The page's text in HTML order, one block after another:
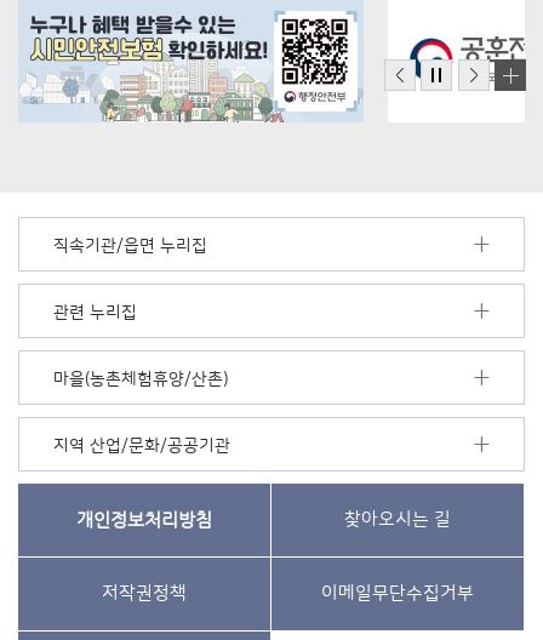
직속기관/읍면 누리집
관련 누리집
마을(농촌체험휴양/산촌)
지역 산업/문화/공공기관
개인정보처리방침 찾아오시는 길
저작권정책 이메일무단수집거부